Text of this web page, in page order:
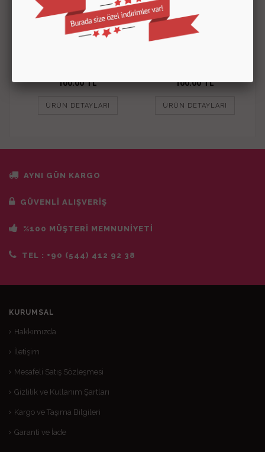
100.00TL
ÜRÜN DETAYLARI
100.00TL
ÜRÜN DETAYLARI
AYNI GÜN KARGO
GÜVENLİ ALIŞVERİŞ
%100 MÜŞTERİ MEMNUNİYETİ
TEL : +90 (544) 412 92 38
KURUMSAL
Hakkımızda
İletişim
Mesafeli Satış Sözleşmesi
Gizlilik ve Kullanım Şartları
Kargo ve Taşıma Bilgileri
Garanti ve İade